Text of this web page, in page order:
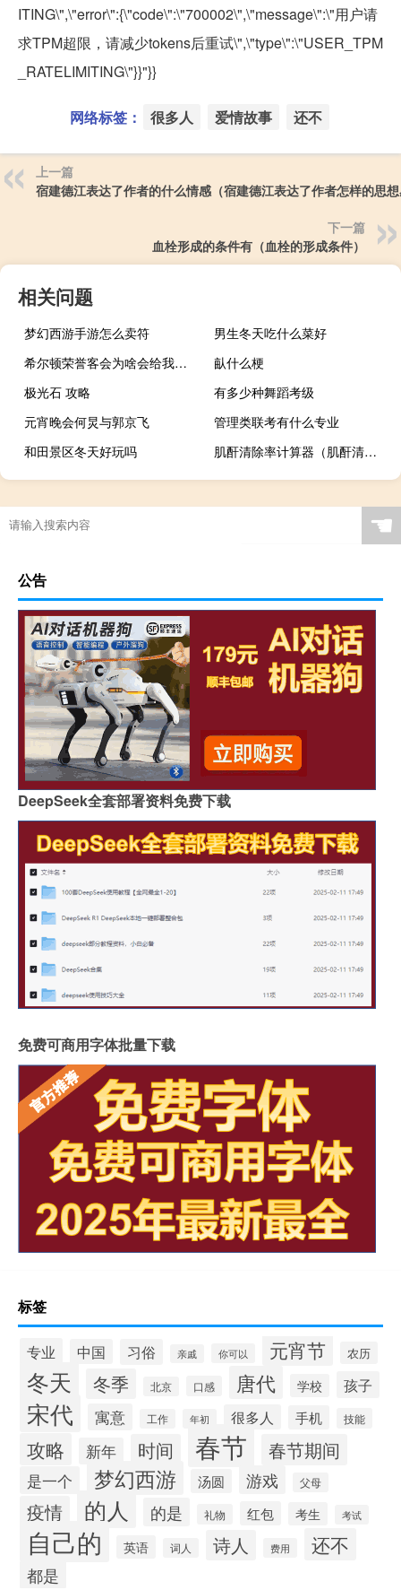
ITING\",\"error\":{\"code\":\"700002\",\"message\":\"用户请
求TPM超限，请减少tokens后重试\",\"type\":\"USER_TPM
_RATELIMITING\"}}"}}
网络标签： 很多人 爱情故事 还不
上一篇
宿建德江表达了作者的什么情感（宿建德江表达了作者怎样的思
下一篇
血栓形成的条件有（血栓的形成条件）
相关问题
梦幻西游手游怎么卖符
男生冬天吃什么菜好
希尔顿荣誉客会为啥会给我发邮件
畒什么梗
极光石 攻略
有多少种舞蹈考级
元宵晚会何炅与郭京飞
管理类联考有什么专业
和田景区冬天好玩吗
肌酐清除率计算器（肌酐清除率计算）
☚
公告
DeepSeek全套部署资料免费下载
免费可商用字体批量下载
标签
专业 中国 习俗 亲戚 你可以 元宵节 农历
冬天 冬季 北京 口感 唐代 学校 孩子
宋代 寓意 工作 年初 很多人 手机 技能
攻略 新年 时间 春节 春节期间
是一个 梦幻西游 汤圆 游戏 父母
疫情 的人 的是 礼物 红包 考生 考试
自己的 英语 词人 诗人 费用 还不
都是